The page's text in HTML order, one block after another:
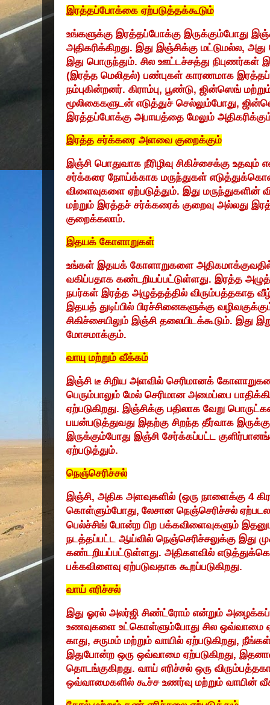
இரத்தப்போக்கை ஏற்படுத்தக்கூடும்
உங்களுக்கு இரத்தப்போக்கு இருக்கும்போது
அதிகரிக்கிறது. இது இஞ்சிக்கு மட்டுமல்ல, அது
இது பொருந்தும். சில ஊட்டச்சத்து
(இரத்த மெலிதல்) பண்புகள் காரணமாக
நம்புகின்றனர். கிராம்பு, பூண்டு, ஜின்ஸெங்
மூலிகைகளுடன் எடுத்துச் செல்லும்போது,
இரத்தப்போக்கு அபாயத்தை மேலும்
இரத்த சர்க்கரை அளவை குறைக்கும்
இஞ்சி பொதுவாக நீரிழிவு சிகிச்சைக்கு உதவும்
சர்க்கரை நோய்க்காக மருந்துகள்
விளைவுகளை ஏற்படுத்தும். இது மருந்துகளின்
மற்றும் இரத்தச் சர்க்கரைக் குறைவு அல்லது
குறைக்கலாம்.
இதயக் கோளாறுகள்
உங்கள் இதயக் கோளாறுகளை அதிகமாக்குவதில்
வகிப்பதாக கண்டறியப்பட்டுள்ளது. இரத்த
நபர்கள் இரத்த அழுத்தத்தில் விரும்பத்தகாத
இதயத் துடிப்பில் பிரச்சினைகளுக்கு
சிகிச்சையிலும் இஞ்சி தலையிடக்கூடும். இது
மோசமாக்கும்.
வாயு மற்றும் வீக்கம்
இஞ்சி டீ சிறிய அளவில் செரிமானக்
பெரும்பாலும் மேல் செரிமான அமைப்பை
ஏற்படுகிறது. இஞ்சிக்கு பதிலாக வேறு
பயன்படுத்துவது இதற்கு சிறந்த தீர்வாக
இருக்கும்போது இஞ்சி சேர்க்கப்பட்ட
ஏற்படுத்தும்.
நெஞ்செரிச்சல்
இஞ்சி, அதிக அளவுகளில் (ஒரு நாளைக்கு 4
கொள்ளும்போது, லேசான நெஞ்செரிச்சல்
பெல்ச்சிங் போன்ற பிற பக்கவிளைவுகளும்
நடத்தப்பட்ட ஆய்வில் நெஞ்செரிச்சலுக்கு இது
கண்டறியப்பட்டுள்ளது. அதிகளவில்
பக்கவிளைவு ஏற்படுவதாக கூறப்படுகிறது.
வாய் எரிச்சல்
இது ஓரல் அலர்ஜி சிண்ட்ரோம் என்றும்
உணவுகளை உட்கொள்ளும்போது சில ஒவ்வாமை
காது, சருமம் மற்றும் வாயில் ஏற்படுகிறது,
இதுபோன்ற ஒரு ஒவ்வாமை ஏற்படுகிறது,
தொடங்குகிறது. வாய் எரிச்சல் ஒரு
ஒவ்வாமைகளில் கூச்ச உணர்வு மற்றும் வாயின்